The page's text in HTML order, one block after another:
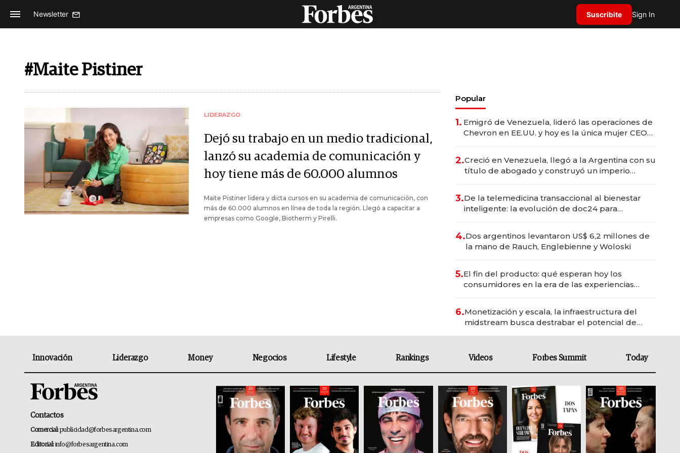
Newsletter Suscribite Sign In
#Maite Pistiner
LIDERAZGO
Dejó su trabajo en un medio tradicional,
lanzó su academia de comunicación y
hoy tiene más de 60.000 alumnos
Maite Pistiner lidera y dicta cursos en su academia de comunicación, con
más de 60.000 alumnos en línea de toda la región. Llegó a capacitar a
empresas como Google, Biotherm y Pirelli.
Popular
1. Emigró de Venezuela, lideró las operaciones de
Chevron en EE.UU. y hoy es la única mujer CEO
2.Creció en Venezuela, llegó a la Argentina con su
título de abogado y construyó un imperio
3.De la telemedicina transaccional al bienestar
inteligente: la evolución de doc24 para
4.Dos argentinos levantaron US$ 6,2 millones de
la mano de Rauch, Englebienne y Woloski
5.El fin del producto: qué esperan hoy los
consumidores en la era de las experiencias
6.Monetización y escala, la infraestructura del
midstream busca destrabar el potencial de
Innovación Liderazgo Money Negocios Lifestyle Rankings Videos Forbes Summit Today
Contactos
Comercial:publicidad@forbesargentina.com
Editorial:info@forbesargentina.com